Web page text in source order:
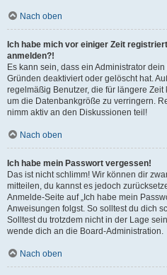
Nach oben
Ich habe mich vor einiger Zeit
anmelden?!
Es kann sein, dass ein Administrator
Gründen deaktiviert oder gelöscht hat.
regelmäßig Benutzer, die für längere
um die Datenbankgröße zu verringern.
nimm aktiv an den Diskussionen teil!
Nach oben
Ich habe mein Passwort vergessen!
Das ist nicht schlimm! Wir können dir
mitteilen, du kannst es jedoch
Anmelde-Seite auf „Ich habe mein
Anweisungen folgst. So solltest du dich
Solltest du trotzdem nicht in der Lage
wende dich an die Board-Administration.
Nach oben